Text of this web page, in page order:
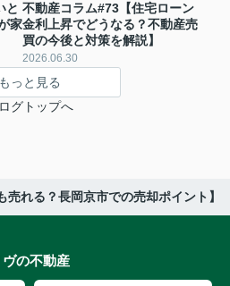
と
家
不動産コラム#73【住宅ローン
金利上昇でどうなる？不動産売
買の今後と対策を解説】
2026.06.30
もっと見る
グトップへ
れる？長岡京市での売却ポイント】
ヴの不動産